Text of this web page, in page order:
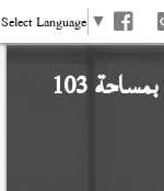
Select Language ▼
بمساحة 103